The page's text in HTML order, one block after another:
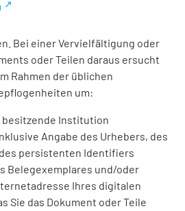
Bei einer Vervielfältigung oder
oder Teilen daraus ersucht
Rahmen der üblichen
um:
besitzende Institution
Angabe des Urhebers, des
persistenten Identifiers
Belegexemplares und/oder
Ihres digitalen
Sie das Dokument oder Teile